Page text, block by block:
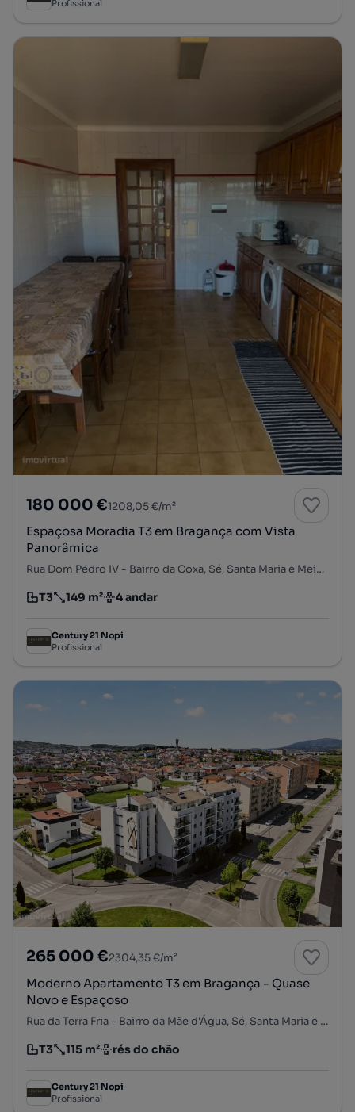
Profissional
180 000 €1208,05 €/m²
Espaçosa Moradia T3 em Bragança com Vista
Panorâmica
Rua Dom Pedro IV - Bairro da Coxa, Sé, Santa Maria e Meixedo, Bragança, Bragança
Tipologia
T3
Preço por metro quadrado
149 m²
Andar 4 andar
Century 21 Nopi
Profissional
265 000 €2304,35 €/m²
Moderno Apartamento T3 em Bragança - Quase
Novo e Espaçoso
Rua da Terra Fria - Bairro da Mãe d'Água, Sé, Santa Maria e Meixedo, Bragança, Bragança
Tipologia
T3
Preço por metro quadrado
115 m²
Andar rés do chão
Century 21 Nopi
Profissional